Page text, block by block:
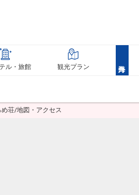
ル・旅館 観光プラン
荘/地図・アクセス